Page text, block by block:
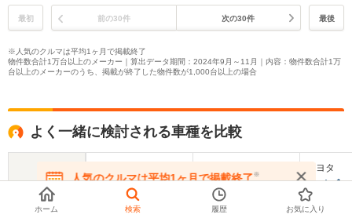
最初 前の30件 次の30件 最後
※人気のクルマは平均1ヶ月で掲載終了
物件数合計1万台以上のメーカー｜算出データ期間：2024年9月～11月｜内容：物件数合計1万
台以上のメーカーのうち、掲載が終了した物件数が1,000台以上の場合
よく一緒に検討される車種を比較
ラガー レックス
トヨタ
ライズ
人気のクルマは平均1ヶ月で掲載終了※
在庫が無くなる前にお問い合わせください
ホーム 検索 履歴 お気に入り